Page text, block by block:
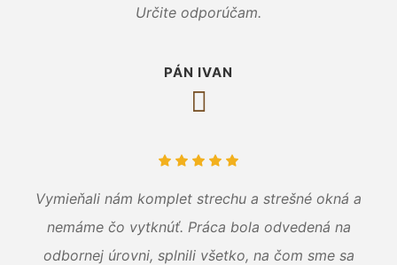
Určite odporúčam.
PÁN IVAN
Vymieňali nám komplet strechu a strešné okná a
nemáme čo vytknúť. Práca bola odvedená na
odbornej úrovni, splnili všetko, na čom sme sa